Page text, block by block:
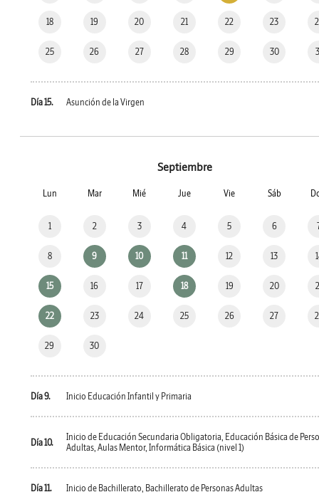
18 19 20 21 22 23
25 26 27 28 29 30
Día 15. Asunción de la Virgen
Septiembre
Lun Mar Mié Jue Vie Sáb
1 2 3 4 5 6
8 9 10 11 12 13
15 16 17 18 19 20
22 23 24 25 26 27
29 30
Día 9. Inicio Educación Infantil y Primaria
Día 10.
Inicio de Educación Secundaria Obligatoria, Educación Básica de
Adultas, Aulas Mentor, Informática Básica (nivel 1)
Día 11. Inicio de Bachillerato, Bachillerato de Personas Adultas